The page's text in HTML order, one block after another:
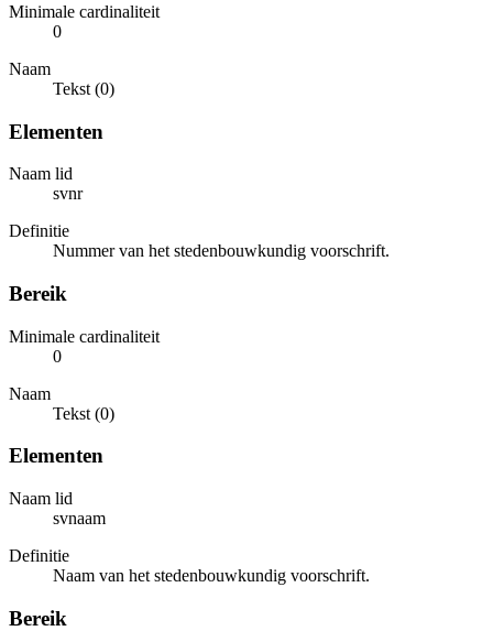
Minimale cardinaliteit
0
Naam
Tekst (0)
Elementen
Naam lid
svnr
Definitie
Nummer van het stedenbouwkundig voorschrift.
Bereik
Minimale cardinaliteit
0
Naam
Tekst (0)
Elementen
Naam lid
svnaam
Definitie
Naam van het stedenbouwkundig voorschrift.
Bereik